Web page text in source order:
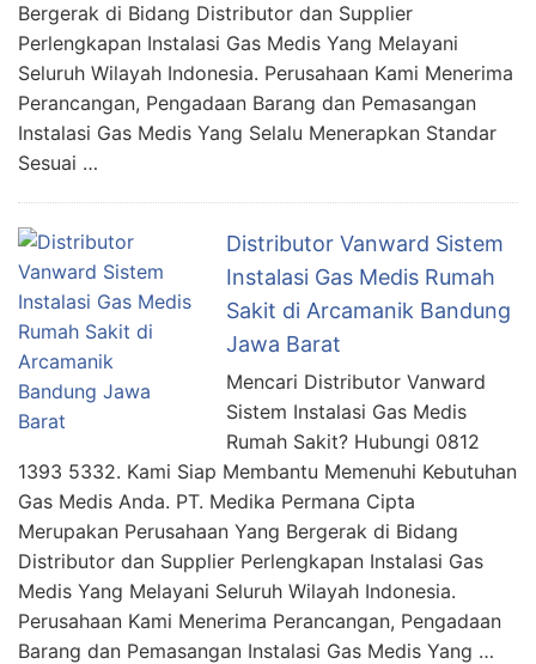
Bergerak di Bidang Distributor dan Supplier
Perlengkapan Instalasi Gas Medis Yang Melayani
Seluruh Wilayah Indonesia. Perusahaan Kami Menerima
Perancangan, Pengadaan Barang dan Pemasangan
Instalasi Gas Medis Yang Selalu Menerapkan Standar
Sesuai …
Distributor Vanward Sistem
Instalasi Gas Medis Rumah
Sakit di Arcamanik Bandung
Jawa Barat
Mencari Distributor Vanward
Sistem Instalasi Gas Medis
Rumah Sakit? Hubungi 0812
1393 5332. Kami Siap Membantu Memenuhi Kebutuhan
Gas Medis Anda. PT. Medika Permana Cipta
Merupakan Perusahaan Yang Bergerak di Bidang
Distributor dan Supplier Perlengkapan Instalasi Gas
Medis Yang Melayani Seluruh Wilayah Indonesia.
Perusahaan Kami Menerima Perancangan, Pengadaan
Barang dan Pemasangan Instalasi Gas Medis Yang …